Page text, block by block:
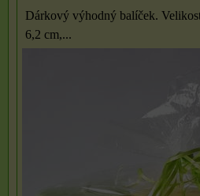
Dárkový výhodný balíček.
6,2 cm,...